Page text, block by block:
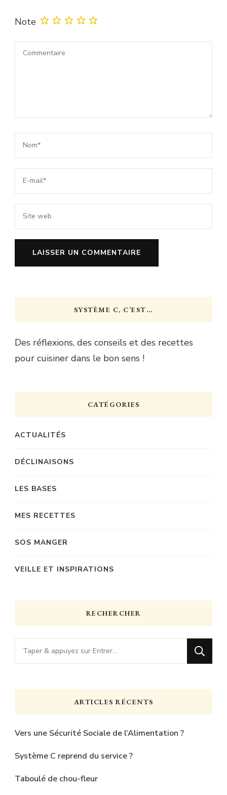
Note
SYSTÈME C, C’EST…
Des réflexions, des conseils et des recettes
pour cuisiner dans le bon sens !
CATÉGORIES
ACTUALITÉS
DÉCLINAISONS
LES BASES
MES RECETTES
SOS MANGER
VEILLE ET INSPIRATIONS
RECHERCHER
Vous
recherchiez
chose
ARTICLES RÉCENTS
Vers une Sécurité Sociale de l’Alimentation ?
Système C reprend du service ?
Taboulé de chou-fleur